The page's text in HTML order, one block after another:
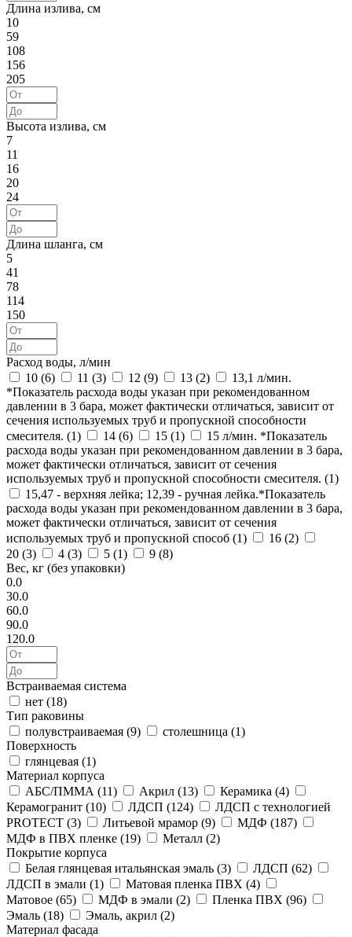
Длина излива, см
10
59
108
156
205
Высота излива, см
7
11
16
20
24
Длина шланга, см
5
41
78
114
150
Расход воды, л/мин
10 (6) 11 (3) 12 (9) 13 (2)
13,1 л/мин.
*Показатель расхода воды указан при рекомендованном
давлении в 3 бара, может фактически отличаться, зависит от
сечения используемых труб и пропускной способности
смесителя. (1) 14 (6) 15 (1)
15 л/мин. *Показатель
расхода воды указан при рекомендованном давлении в 3 бара,
может фактически отличаться, зависит от сечения
используемых труб и пропускной способности смесителя. (1)
15,47 - верхняя лейка; 12,39 - ручная лейка.*Показатель
расхода воды указан при рекомендованном давлении в 3 бара,
может фактически отличаться, зависит от сечения
используемых труб и пропускной способ (1) 16 (2)
20 (3) 4 (3) 5 (1) 9 (8)
Вес, кг (без упаковки)
0.0
30.0
60.0
90.0
120.0
Встраиваемая система
нет (18)
Тип раковины
полувстраиваемая (9) столешница (1)
Поверхность
глянцевая (1)
Материал корпуса
АБС/ПММА (11) Акрил (13) Керамика (4)
Керамогранит (10) ЛДСП (124)
ЛДСП с технологией
PROTECT (3) Литьевой мрамор (9) МДФ (187)
МДФ в ПВХ пленке (19) Металл (2)
Покрытие корпуса
Белая глянцевая итальянская эмаль (3) ЛДСП (62)
ЛДСП в эмали (1) Матовая пленка ПВХ (4)
Матовое (65) МДФ в эмали (2) Пленка ПВХ (96)
Эмаль (18) Эмаль, акрил (2)
Материал фасада